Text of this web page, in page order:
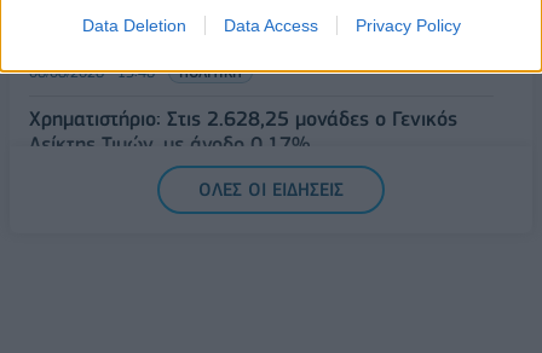
Data Deletion Data Access Privacy Policy
μια οικονομία πιο ανταγωνιστική με καλύτερους
μισθούς”
06/08/2026 - 13:46 ΠΟΛΙΤΙΚΗ
Χρηματιστήριο: Στις 2.628,25 μονάδες ο Γενικός
Δείκτης Τιμών, με άνοδο 0,17%
ΟΛΕΣ ΟΙ ΕΙΔΗΣΕΙΣ